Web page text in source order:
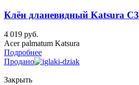
Клён дланевидный Katsura C3
4 019 руб.
Acer palmatum Katsura
Подробнее
Продано
Закрыть